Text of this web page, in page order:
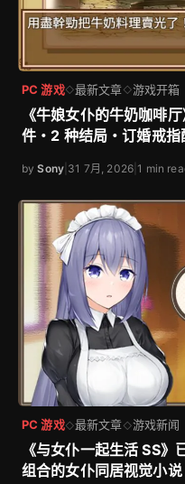
PC 游戏◇最新文章◇游戏开箱
《牛娘女仆的牛奶咖啡
件・2 种结局・订婚戒指
bySony 31 7月, 2026 |1 min
PC 游戏◇最新文章◇游戏新闻
《与女仆一起生活 SS
组合的女仆同居视觉小说